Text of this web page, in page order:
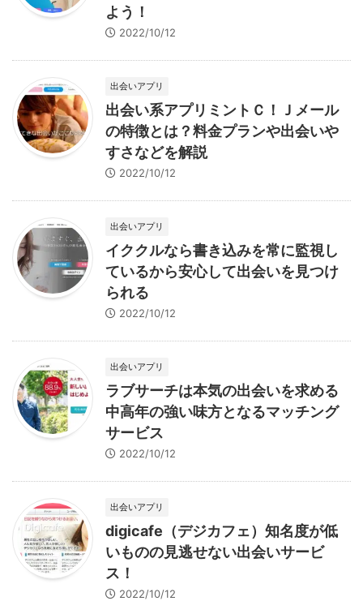
よう！
2022/10/12
出会いアプリ
出会い系アプリミントＣ！Ｊメール
の特徴とは？料金プランや出会いや
すさなどを解説
2022/10/12
出会いアプリ
イククルなら書き込みを常に監視し
ているから安心して出会いを見つけ
られる
2022/10/12
出会いアプリ
ラブサーチは本気の出会いを求める
中高年の強い味方となるマッチング
サービス
2022/10/12
出会いアプリ
digicafe（デジカフェ）知名度が低
いものの見逃せない出会いサービ
ス！
2022/10/12